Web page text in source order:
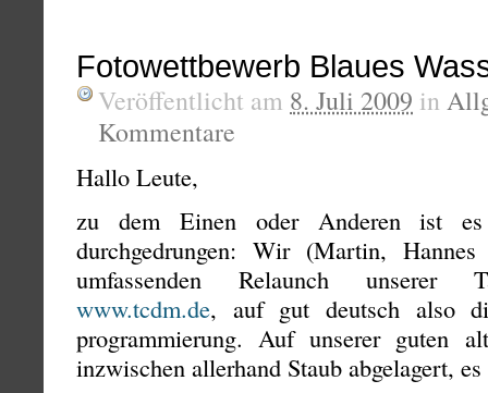
Fotowettbewerb Blaues
Veröffentlicht am 8. Juli 2009 in
Kommentare
Hallo Leute,
zu dem Einen oder Anderen ist es
durchgedrungen: Wir (Martin,
umfassenden Relaunch unserer
www.tcdm.de, auf gut deutsch also
programmierung. Auf unserer guten
inzwischen allerhand Staub abgelagert,